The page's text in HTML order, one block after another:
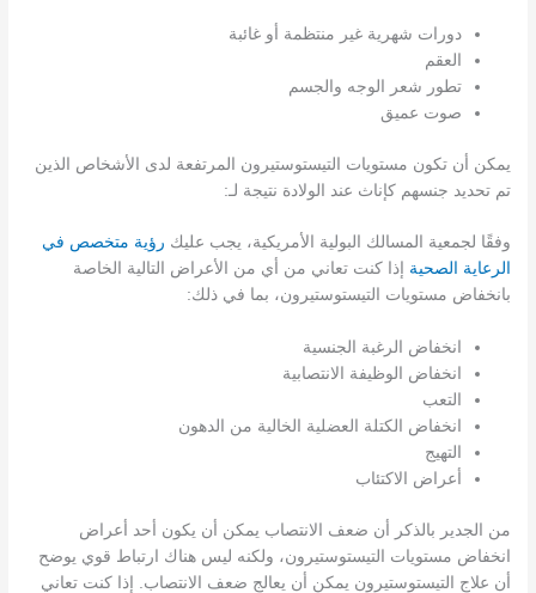
دورات شهرية غير منتظمة أو غائبة
العقم
تطور شعر الوجه والجسم
صوت عميق
يمكن أن تكون مستويات التيستوستيرون المرتفعة لدى الأشخاص الذين
تم تحديد جنسهم كإناث عند الولادة نتيجة لـ:
وفقًا لجمعية المسالك البولية الأمريكية، يجب عليك رؤية متخصص في
الرعاية الصحية إذا كنت تعاني من أي من الأعراض التالية الخاصة
بانخفاض مستويات التيستوستيرون، بما في ذلك:
انخفاض الرغبة الجنسية
انخفاض الوظيفة الانتصابية
التعب
انخفاض الكتلة العضلية الخالية من الدهون
التهيج
أعراض الاكتئاب
من الجدير بالذكر أن ضعف الانتصاب يمكن أن يكون أحد أعراض
انخفاض مستويات التيستوستيرون، ولكنه ليس هناك ارتباط قوي يوضح
أن علاج التيستوستيرون يمكن أن يعالج ضعف الانتصاب. إذا كنت تعاني